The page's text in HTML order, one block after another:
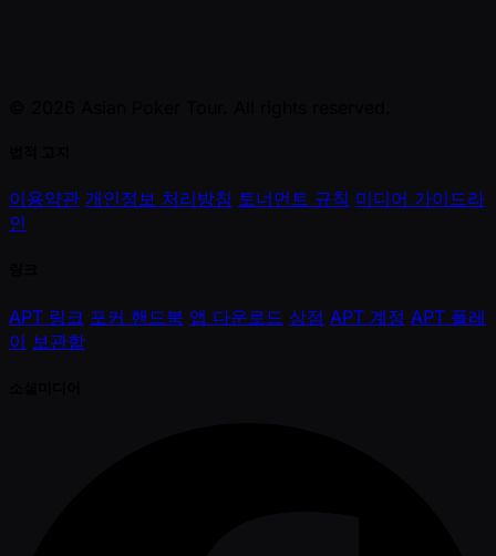
이용약관 개인정보 처리방침 토너먼트 규칙 미디어 가이드라
인
APT 링크 포커 핸드북 앱 다운로드 상점 APT 계정 APT 플레
이 보관함